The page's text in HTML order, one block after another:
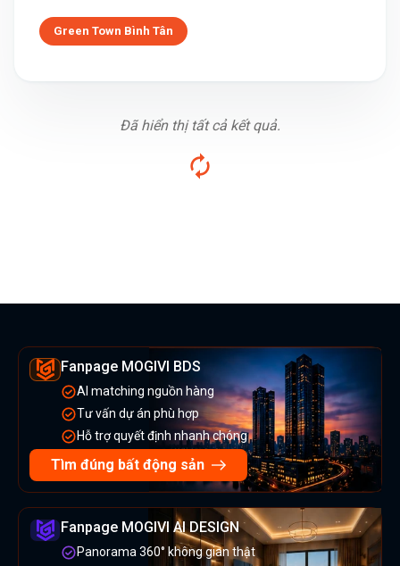
Green Town Bình Tân
Đã hiển thị tất cả kết quả.
Fanpage MOGIVI BDS
AI matching nguồn hàng
Tư vấn dự án phù hợp
Hỗ trợ quyết định nhanh chóng
Tìm đúng bất động sản
Fanpage MOGIVI AI DESIGN
Panorama 360° không gian thật